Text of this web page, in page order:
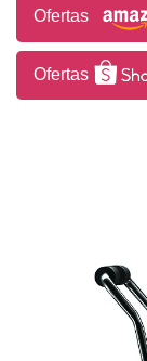
deve ter o
carga igual ou
e das
luzes de
de iluminação
Ofertas
Ofertas